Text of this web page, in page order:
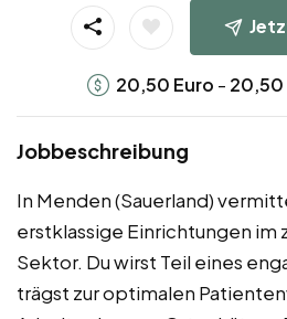
20,50 Euro - 20,50
Jobbeschreibung
In Menden (Sauerland)
erstklassige Einrichtungen im
Sektor. Du wirst Teil eines
trägst zur optimalen